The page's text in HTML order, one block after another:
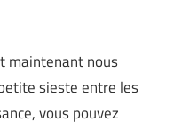
maintenant nous
sieste entre les
vous pouvez